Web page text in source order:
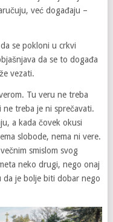
već događaju –
se pokloni u crkvi
da se to događa
vezati.
Tu veru ne treba
treba je ni sprečavati.
a kada čovek okusi
slobode, nema ni vere.
smislom svog
neko drugi, nego onaj
da je bolje biti dobar nego